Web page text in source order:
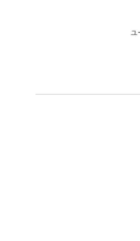
ユ